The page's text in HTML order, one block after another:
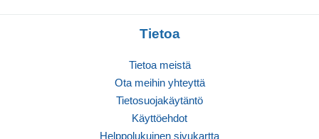
Tietoa
Tietoa meistä
Ota meihin yhteyttä
Tietosuojakäytäntö
Käyttöehdot
Helppolukuinen sivukartta